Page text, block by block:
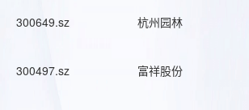
300649.sz 杭州园林
300497.sz 富祥股份